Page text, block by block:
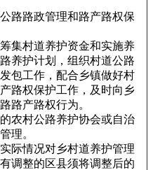
路路政管理和路产路权保
集村道养护资金和实施养
养护计划，组织村道公路
包工作，配合乡镇做好村
路权保护工作，及时向乡
路产路权行为。
农村公路养护协会或自治
理。
际情况对乡村道养护管理
调整的区县须将调整后的